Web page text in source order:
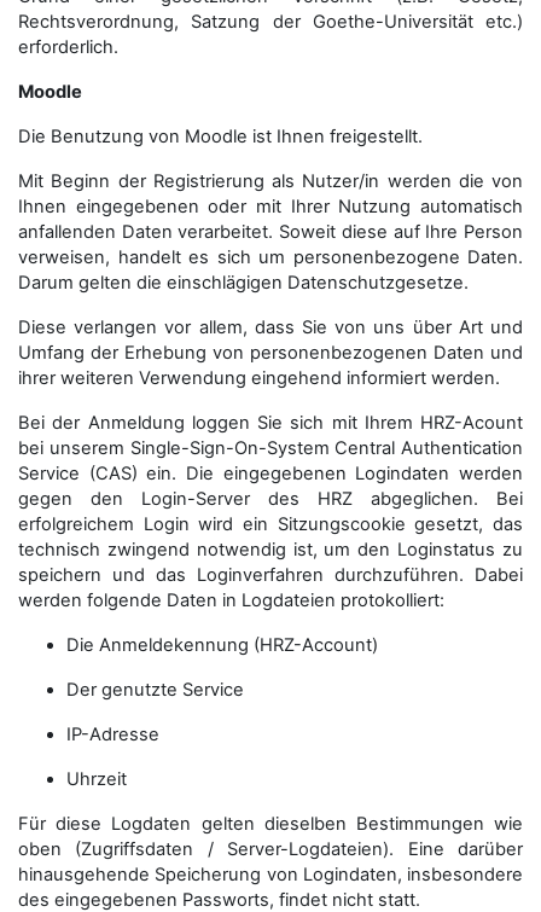
Rechtsverordnung, Satzung der Goethe-Universität etc.)
erforderlich.
Moodle
Die Benutzung von Moodle ist Ihnen freigestellt.
Mit Beginn der Registrierung als Nutzer/in werden die von
Ihnen eingegebenen oder mit Ihrer Nutzung automatisch
anfallenden Daten verarbeitet. Soweit diese auf Ihre Person
verweisen, handelt es sich um personenbezogene Daten.
Darum gelten die einschlägigen Datenschutzgesetze.
Diese verlangen vor allem, dass Sie von uns über Art und
Umfang der Erhebung von personenbezogenen Daten und
ihrer weiteren Verwendung eingehend informiert werden.
Bei der Anmeldung loggen Sie sich mit Ihrem HRZ-Acount
bei unserem Single-Sign-On-System Central Authentication
Service (CAS) ein. Die eingegebenen Logindaten werden
gegen den Login-Server des HRZ abgeglichen. Bei
erfolgreichem Login wird ein Sitzungscookie gesetzt, das
technisch zwingend notwendig ist, um den Loginstatus zu
speichern und das Loginverfahren durchzuführen. Dabei
werden folgende Daten in Logdateien protokolliert:
Die Anmeldekennung (HRZ-Account)
Der genutzte Service
IP-Adresse
Uhrzeit
Für diese Logdaten gelten dieselben Bestimmungen wie
oben (Zugriffsdaten / Server-Logdateien). Eine darüber
hinausgehende Speicherung von Logindaten, insbesondere
des eingegebenen Passworts, findet nicht statt.